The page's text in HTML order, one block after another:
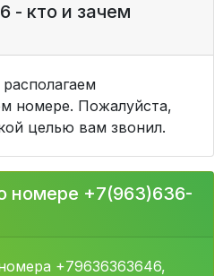
- кто и зачем
номере. Пожалуйста,
целью вам звонил.
номере +7(963)636-
+79636363646,